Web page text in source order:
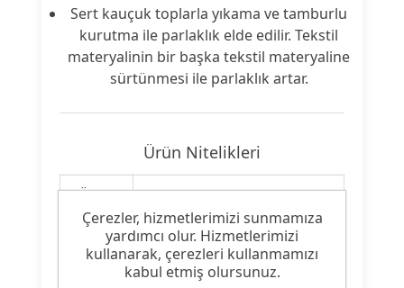
Sert kauçuk toplarla yıkama ve tamburlu
kurutma ile parlaklık elde edilir. Tekstil
materyalinin bir başka tekstil materyaline
sürtünmesi ile parlaklık artar.
Ürün Nitelikleri
Ürün
Tipi:
Ürün
Şeffaf Parlak Efekt
Çerezler, hizmetlerimizi sunmamıza
yardımcı olur. Hizmetlerimizi
kullanarak, çerezleri kullanmamızı
kabul etmiş olursunuz.